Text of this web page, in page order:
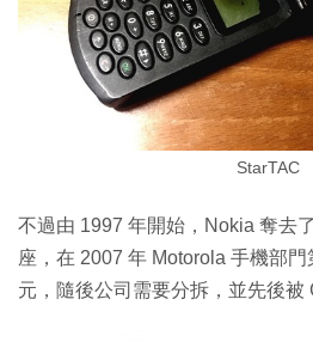
StarTAC
不過由 1997 年開始，Nokia 奪去
座，在 2007 年 Motorola 手機部
元，隨後公司需要分拆，並先後被